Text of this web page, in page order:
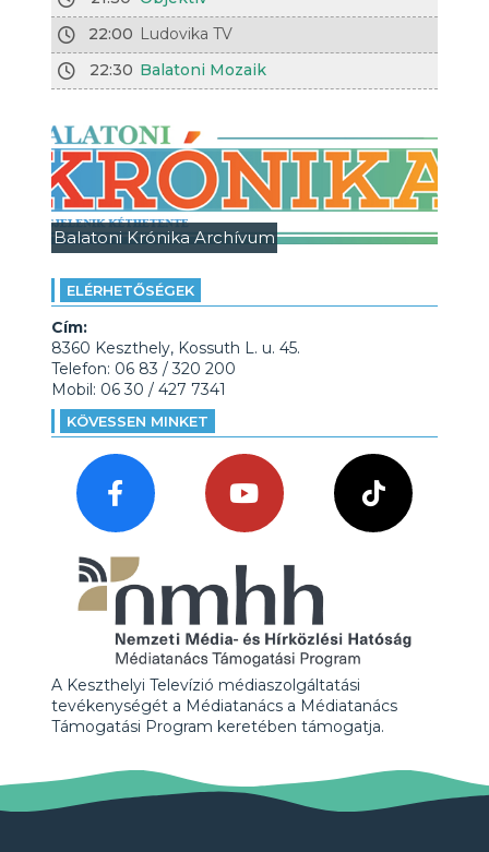
22:00 Ludovika TV
22:30 Balatoni Mozaik
Balatoni Krónika Archívum
ELÉRHETŐSÉGEK
Cím:
8360 Keszthely, Kossuth L. u. 45.
Telefon: 06 83 / 320 200
Mobil: 06 30 / 427 7341
KÖVESSEN MINKET
A Keszthelyi Televízió médiaszolgáltatási
tevékenységét a Médiatanács a Médiatanács
Támogatási Program keretében támogatja.